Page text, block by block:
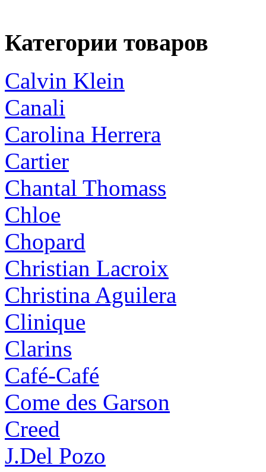
Категории товаров
Calvin Klein
Canali
Carolina Herrera
Cartier
Chantal Thomass
Chloe
Chopard
Christian Lacroix
Christina Aguilera
Clinique
Clarins
Café-Café
Come des Garson
Creed
J.Del Pozo